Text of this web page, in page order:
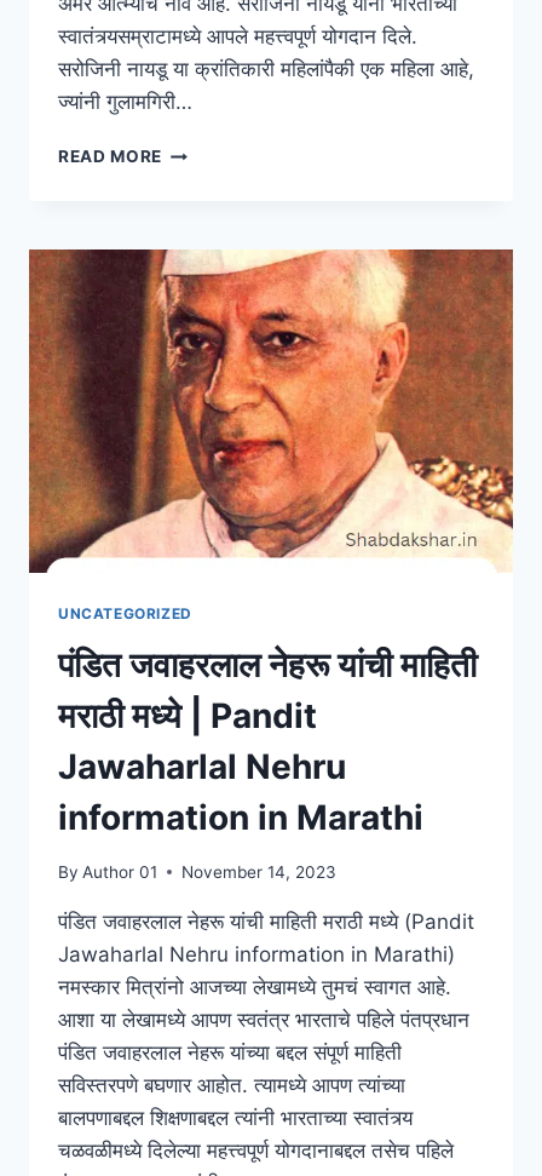
स्वातंत्र्यसम्राटामध्ये आपले महत्त्वपूर्ण योगदान दिले.
सरोजिनी नायडू या क्रांतिकारी महिलांपैकी एक महिला आहे,
ज्यांनी गुलामगिरी…
READ MORE सरोजिनी
मराठीमध्ये
|
SAROJINI
NAIDU
INFORMATION
IN
MARATHI
UNCATEGORIZED
पंडित जवाहरलाल नेहरू यांची माहिती
मराठी मध्ये | Pandit
Jawaharlal Nehru
information in Marathi
By Author 01 November 14, 2023
पंडित जवाहरलाल नेहरू यांची माहिती मराठी मध्ये (Pandit
Jawaharlal Nehru information in Marathi)
नमस्कार मित्रांनो आजच्या लेखामध्ये तुमचं स्वागत आहे.
आशा या लेखामध्ये आपण स्वतंत्र भारताचे पहिले पंतप्रधान
पंडित जवाहरलाल नेहरू यांच्या बद्दल संपूर्ण माहिती
सविस्तरपणे बघणार आहोत. त्यामध्ये आपण त्यांच्या
बालपणाबद्दल शिक्षणाबद्दल त्यांनी भारताच्या स्वातंत्र्य
चळवळीमध्ये दिलेल्या महत्त्वपूर्ण योगदानाबद्दल तसेच पहिले